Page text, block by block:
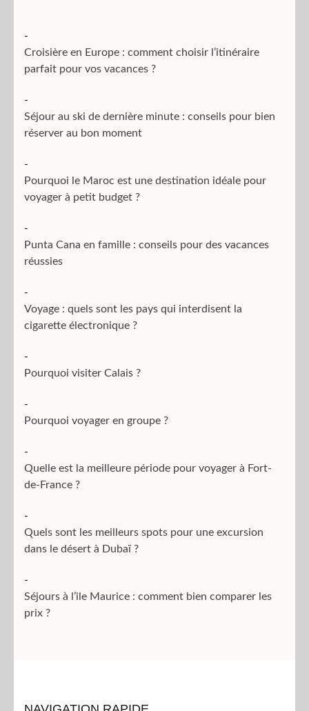
-
Croisière en Europe : comment choisir l’itinéraire
parfait pour vos vacances ?
-
Séjour au ski de dernière minute : conseils pour bien
réserver au bon moment
-
Pourquoi le Maroc est une destination idéale pour
voyager à petit budget ?
-
Punta Cana en famille : conseils pour des vacances
réussies
-
Voyage : quels sont les pays qui interdisent la
cigarette électronique ?
-
Pourquoi visiter Calais ?
-
Pourquoi voyager en groupe ?
-
Quelle est la meilleure période pour voyager à Fort-
de-France ?
-
Quels sont les meilleurs spots pour une excursion
dans le désert à Dubaï ?
-
Séjours à l’ile Maurice : comment bien comparer les
prix ?